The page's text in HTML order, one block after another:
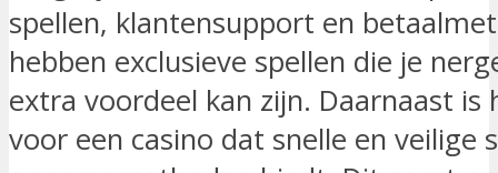
spellen, klantensupport en
hebben exclusieve spellen die je
extra voordeel kan zijn. Daarnaast
voor een casino dat snelle en veilige